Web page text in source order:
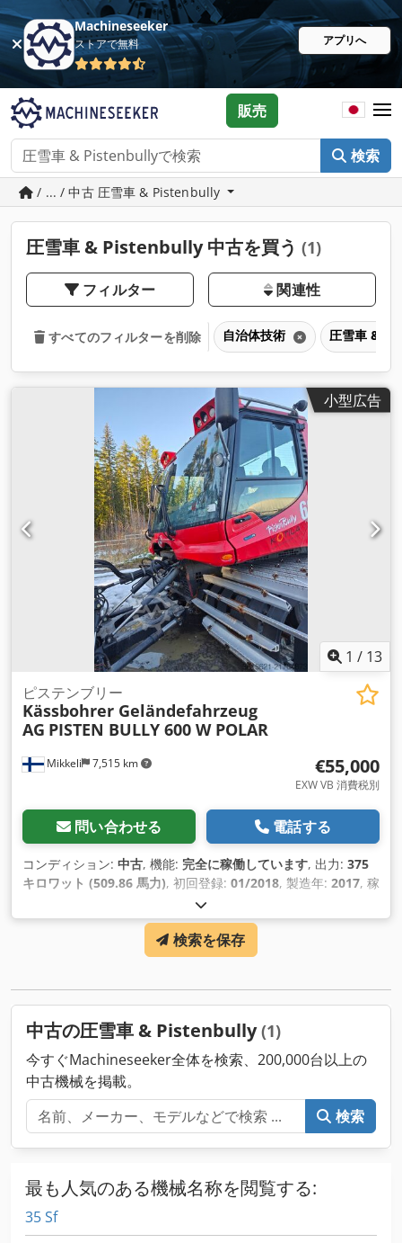
Machineseeker
ストアで無料 アプリへ
検索
販売
/ ... / 中古 圧雪車 & Pistenbully
圧雪車 & Pistenbully 中古を買う (1)
フィルター 関連性
すべてのフィルターを削除 自治体技術 圧雪車 &
小型広告
1 / 13
Mikkeli 7,515 km
ピステンブリー
Kässbohrer Geländefahrzeug
AG PISTEN BULLY 600 W POLAR
€55,000
EXW VB 消費税別
問い合わせる 電話する
コンディション: 中古, 機能: 完全に稼働しています, 出力: 375
キロワット (509.86 馬力), 初回登録: 01/2018, 製造年: 2017, 稼
, 機械／車両番号:
検索を保存
中古の圧雪車 & Pistenbully(1)
今すぐMachineseeker全体を検索、200,000台以上の
中古機械を掲載。
検索
最も人気のある機械名称を閲覧する:
35 Sf